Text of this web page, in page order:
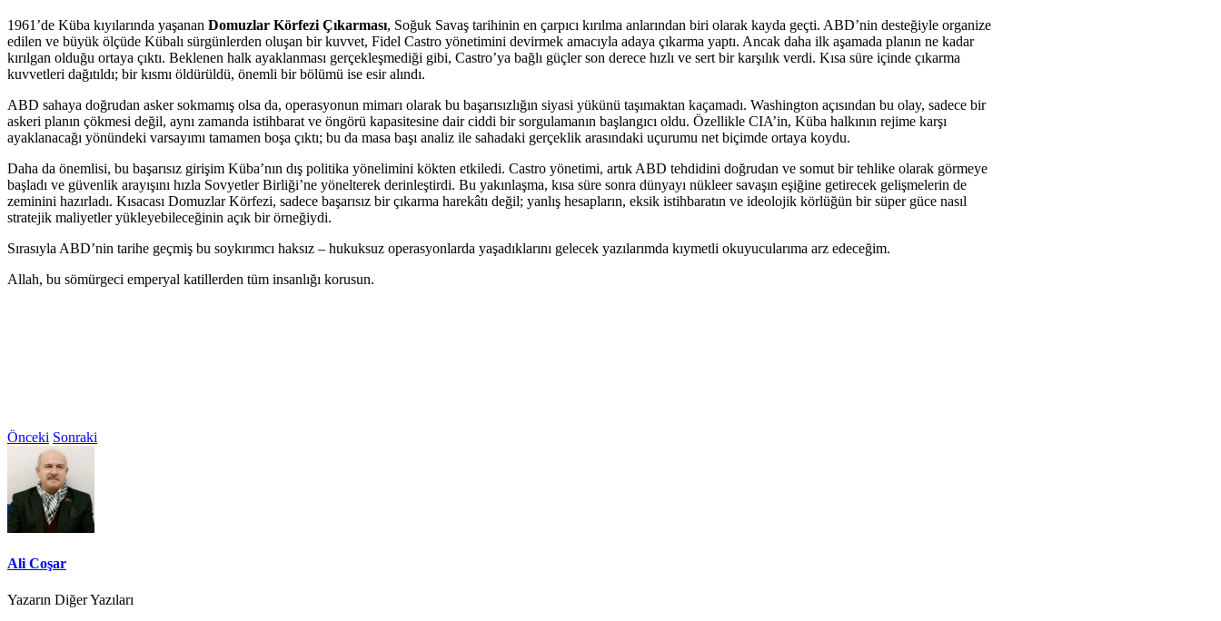
1961’de Küba kıyılarında yaşanan Domuzlar Körfezi Çıkarması, Soğuk Savaş tarihinin en çarpıcı kırılma anlarından biri olarak kayda geçti. ABD’nin desteğiyle organize
edilen ve büyük ölçüde Kübalı sürgünlerden oluşan bir kuvvet, Fidel Castro yönetimini devirmek amacıyla adaya çıkarma yaptı. Ancak daha ilk aşamada planın ne kadar
kırılgan olduğu ortaya çıktı. Beklenen halk ayaklanması gerçekleşmediği gibi, Castro’ya bağlı güçler son derece hızlı ve sert bir karşılık verdi. Kısa süre içinde çıkarma
kuvvetleri dağıtıldı; bir kısmı öldürüldü, önemli bir bölümü ise esir alındı.
ABD sahaya doğrudan asker sokmamış olsa da, operasyonun mimarı olarak bu başarısızlığın siyasi yükünü taşımaktan kaçamadı. Washington açısından bu olay, sadece bir
askeri planın çökmesi değil, aynı zamanda istihbarat ve öngörü kapasitesine dair ciddi bir sorgulamanın başlangıcı oldu. Özellikle CIA’in, Küba halkının rejime karşı
ayaklanacağı yönündeki varsayımı tamamen boşa çıktı; bu da masa başı analiz ile sahadaki gerçeklik arasındaki uçurumu net biçimde ortaya koydu.
Daha da önemlisi, bu başarısız girişim Küba’nın dış politika yönelimini kökten etkiledi. Castro yönetimi, artık ABD tehdidini doğrudan ve somut bir tehlike olarak görmeye
başladı ve güvenlik arayışını hızla Sovyetler Birliği’ne yönelterek derinleştirdi. Bu yakınlaşma, kısa süre sonra dünyayı nükleer savaşın eşiğine getirecek gelişmelerin de
zeminini hazırladı. Kısacası Domuzlar Körfezi, sadece başarısız bir çıkarma harekâtı değil; yanlış hesapların, eksik istihbaratın ve ideolojik körlüğün bir süper güce nasıl
stratejik maliyetler yükleyebileceğinin açık bir örneğiydi.
Sırasıyla ABD’nin tarihe geçmiş bu soykırımcı haksız – hukuksuz operasyonlarda yaşadıklarını gelecek yazılarımda kıymetli okuyucularıma arz edeceğim.
Allah, bu sömürgeci emperyal katillerden tüm insanlığı korusun.
Önceki Sonraki
Ali Coşar
Yazarın Diğer Yazıları